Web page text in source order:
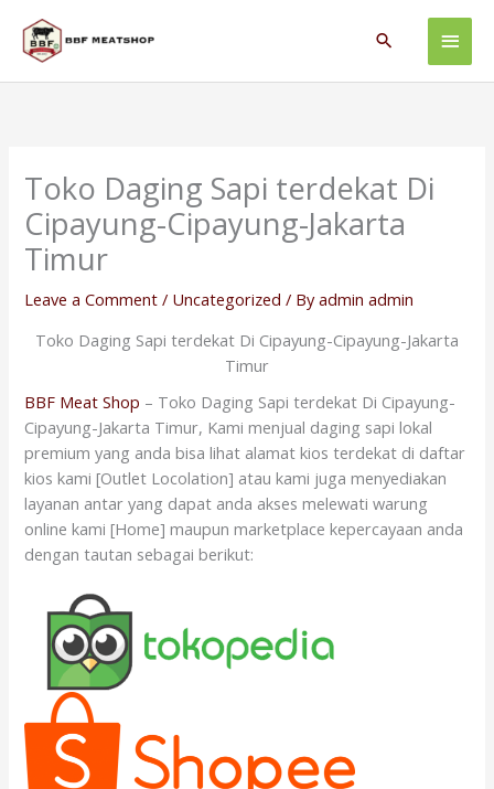
content
Main
Search
Toko Daging Sapi terdekat Di
Cipayung-Cipayung-Jakarta
Timur
Leave a Comment / Uncategorized / Byadmin admin
Toko Daging Sapi terdekat Di Cipayung-Cipayung-Jakarta
Timur
BBF Meat Shop – Toko Daging Sapi terdekat Di Cipayung-
Cipayung-Jakarta Timur, Kami menjual daging sapi lokal
premium yang anda bisa lihat alamat kios terdekat di daftar
kios kami [Outlet Locolation] atau kami juga menyediakan
layanan antar yang dapat anda akses melewati warung
online kami [Home] maupun marketplace kepercayaan anda
dengan tautan sebagai berikut: